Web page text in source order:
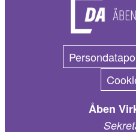
Åben